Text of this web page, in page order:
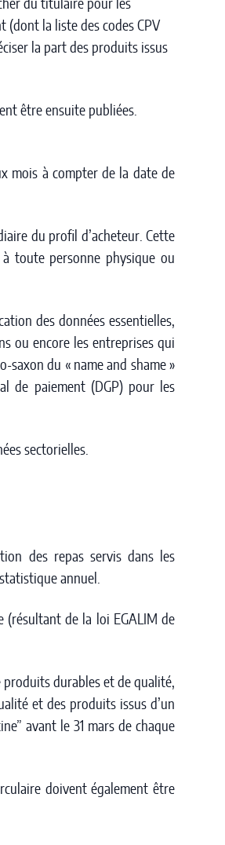
du titulaire pour les
(dont la liste des codes CPV
la part des produits issus
être ensuite publiées.
mois à compter de la date de
du profil d’acheteur. Cette
toute personne physique ou
des données essentielles,
ou encore les entreprises qui
du « name and shame »
de paiement (DGP) pour les
sectorielles.
des repas servis dans les
annuel.
(résultant de la loi EGALIM de
produits durables et de qualité,
et des produits issus d’un
avant le 31 mars de chaque
doivent également être